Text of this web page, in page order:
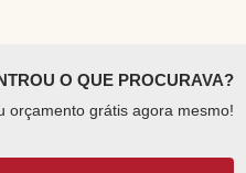
O QUE PROCURAVA?
orçamento grátis agora mesmo!